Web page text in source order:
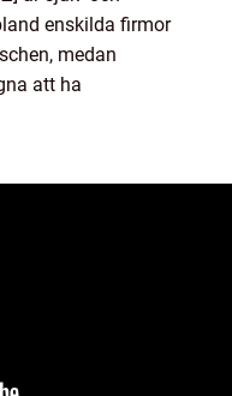
enskilda firmor
medan
att ha